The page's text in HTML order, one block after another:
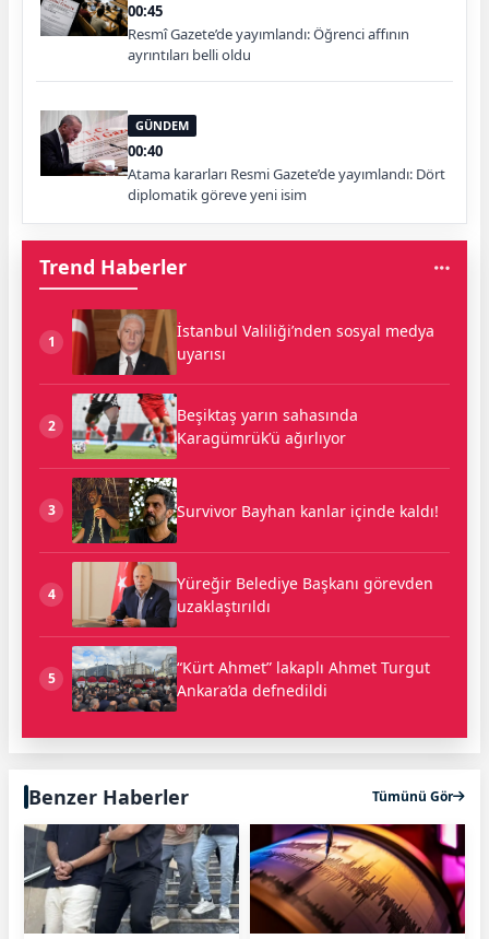
00:45
Resmî Gazete’de yayımlandı: Öğrenci affının
ayrıntıları belli oldu
GÜNDEM
00:40
Atama kararları Resmi Gazete’de yayımlandı: Dört
diplomatik göreve yeni isim
Trend Haberler
1
İstanbul Valiliği’nden sosyal medya
uyarısı
2
Beşiktaş yarın sahasında
Karagümrük’ü ağırlıyor
3 Survivor Bayhan kanlar içinde kaldı!
4
Yüreğir Belediye Başkanı görevden
uzaklaştırıldı
5
“Kürt Ahmet” lakaplı Ahmet Turgut
Ankara’da defnedildi
Benzer Haberler Tümünü Gör